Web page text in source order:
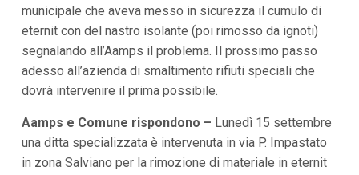
M
e
ù
P
i
c
p
a
municipale che aveva messo in sicurezza il cumulo di
eternit con del nastro isolante (poi rimosso da ignoti)
segnalando all’Aamps il problema. Il prossimo passo
adesso all’azienda di smaltimento rifiuti speciali che
dovrà intervenire il prima possibile.
Aamps e Comune rispondono – Lunedì 15 settembre
una ditta specializzata è intervenuta in via P. Impastato
in zona Salviano per la rimozione di materiale in eternit